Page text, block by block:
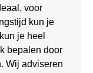
voor
kun je
je heel
bepalen door
Wij adviseren